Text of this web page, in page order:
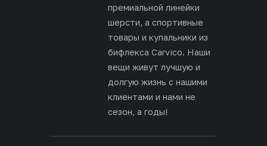
премиальной линейки
шерсти, а спортивные
товары и купальники из
бифлекса Carvico. Наши
вещи живут лучшую и
долгую жизнь с нашими
клиентами и нами не
сезон, а годы!